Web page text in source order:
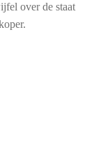
over de staat